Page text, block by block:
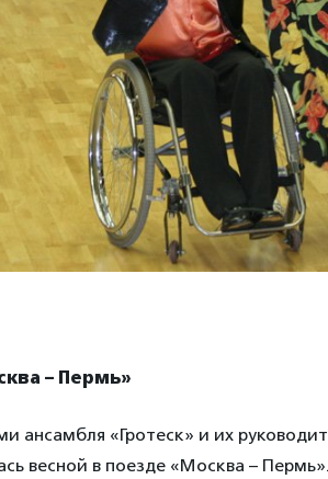
– Пермь»
ансамбля «Гротеск» и их
весной в поезде «Москва –